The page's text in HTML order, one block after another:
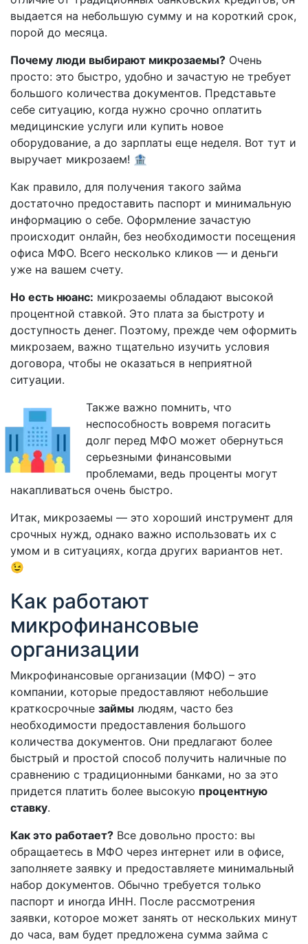
выдается на небольшую сумму и на короткий срок,
порой до месяца.
Почему люди выбирают микрозаемы? Очень
просто: это быстро, удобно и зачастую не требует
большого количества документов. Представьте
себе ситуацию, когда нужно срочно оплатить
медицинские услуги или купить новое
оборудование, а до зарплаты еще неделя. Вот тут и
выручает микрозаем! 🏦
Как правило, для получения такого займа
достаточно предоставить паспорт и минимальную
информацию о себе. Оформление зачастую
происходит онлайн, без необходимости посещения
офиса МФО. Всего несколько кликов — и деньги
уже на вашем счету.
Но есть нюанс: микрозаемы обладают высокой
процентной ставкой. Это плата за быстроту и
доступность денег. Поэтому, прежде чем оформить
микрозаем, важно тщательно изучить условия
договора, чтобы не оказаться в неприятной
ситуации.
Также важно помнить, что
неспособность вовремя погасить
долг перед МФО может обернуться
серьезными финансовыми
проблемами, ведь проценты могут
накапливаться очень быстро.
Итак, микрозаемы — это хороший инструмент для
срочных нужд, однако важно использовать их с
умом и в ситуациях, когда других вариантов нет.
😉
Как работают
микрофинансовые
организации
Микрофинансовые организации (МФО) – это
компании, которые предоставляют небольшие
краткосрочные займы людям, часто без
необходимости предоставления большого
количества документов. Они предлагают более
быстрый и простой способ получить наличные по
сравнению с традиционными банками, но за это
придется платить более высокую процентную
ставку.
Как это работает? Все довольно просто: вы
обращаетесь в МФО через интернет или в офисе,
заполняете заявку и предоставляете минимальный
набор документов. Обычно требуется только
паспорт и иногда ИНН. После рассмотрения
заявки, которое может занять от нескольких минут
до часа, вам будет предложена сумма займа с